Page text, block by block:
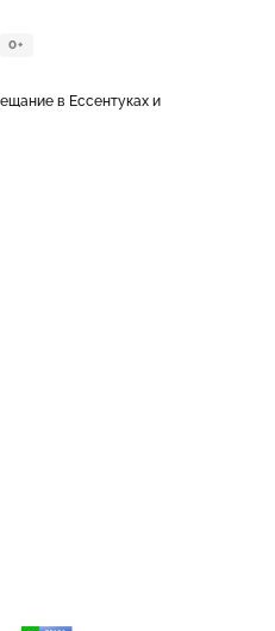
0+
в Ессентуках и